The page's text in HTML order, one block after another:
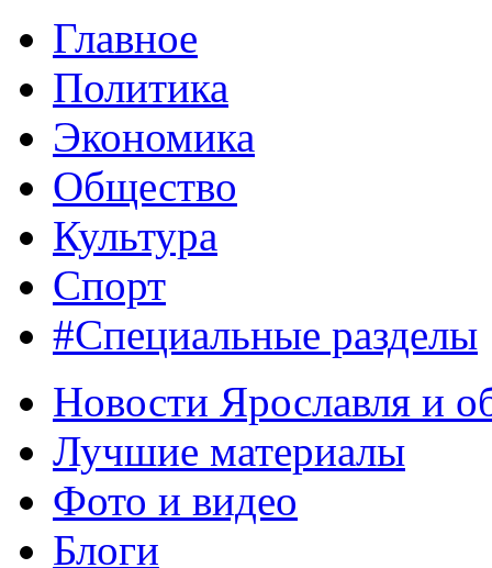
Главное
Политика
Экономика
Общество
Культура
Спорт
#Специальные разделы
Новости Ярославля и
Лучшие материалы
Фото и видео
Блоги